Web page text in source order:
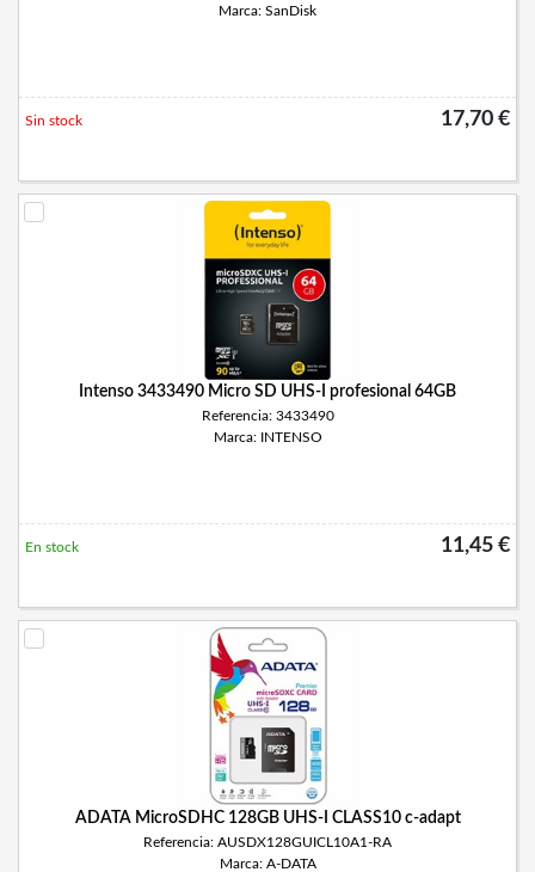
Marca: SanDisk
17,70 €
Sin stock
Intenso 3433490 Micro SD UHS-I profesional 64GB
Referencia: 3433490
Marca: INTENSO
11,45 €
En stock
ADATA MicroSDHC 128GB UHS-I CLASS10 c-adapt
Referencia: AUSDX128GUICL10A1-RA
Marca: A-DATA